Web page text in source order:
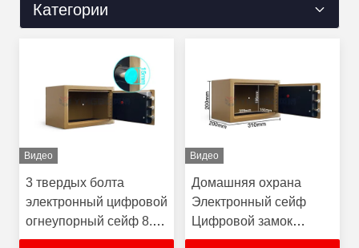
Категории
Видео
3 твердых болта
электронный цифровой
огнеупорный сейф 8.5L
с полнозначной
Видео
Домашняя охрана
Электронный сейф
Цифровой замок
Полноцифровая